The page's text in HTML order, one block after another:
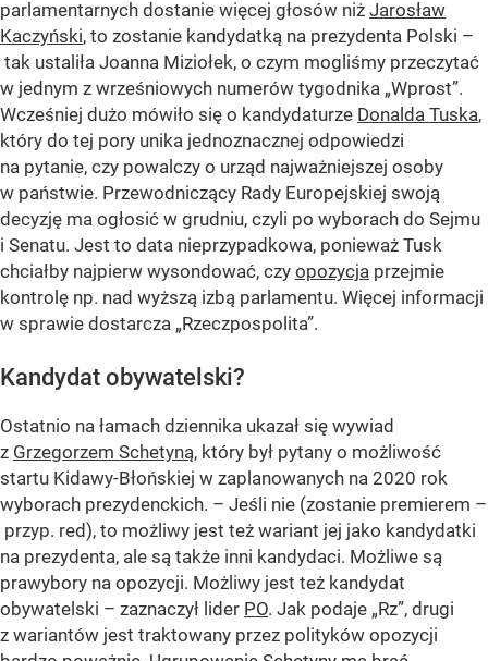
parlamentarnych dostanie więcej głosów niż Jarosław
Kaczyński, to zostanie kandydatką na prezydenta Polski –
tak ustaliła Joanna Miziołek, o czym mogliśmy przeczytać
w jednym z wrześniowych numerów tygodnika „Wprost”.
Wcześniej dużo mówiło się o kandydaturze Donalda Tuska,
który do tej pory unika jednoznacznej odpowiedzi
na pytanie, czy powalczy o urząd najważniejszej osoby
w państwie. Przewodniczący Rady Europejskiej swoją
decyzję ma ogłosić w grudniu, czyli po wyborach do Sejmu
i Senatu. Jest to data nieprzypadkowa, ponieważ Tusk
chciałby najpierw wysondować, czy opozycja przejmie
kontrolę np. nad wyższą izbą parlamentu. Więcej informacji
w sprawie dostarcza „Rzeczpospolita”.
Kandydat obywatelski?
Ostatnio na łamach dziennika ukazał się wywiad
z Grzegorzem Schetyną, który był pytany o możliwość
startu Kidawy-Błońskiej w zaplanowanych na 2020 rok
wyborach prezydenckich. – Jeśli nie (zostanie premierem –
przyp. red), to możliwy jest też wariant jej jako kandydatki
na prezydenta, ale są także inni kandydaci. Możliwe są
prawybory na opozycji. Możliwy jest też kandydat
obywatelski – zaznaczył lider PO. Jak podaje „Rz”, drugi
z wariantów jest traktowany przez polityków opozycji